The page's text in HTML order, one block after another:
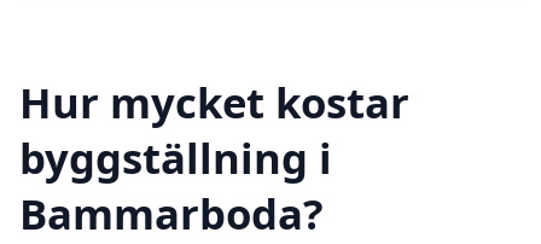
Hur mycket kostar
byggställning i
Bammarboda?